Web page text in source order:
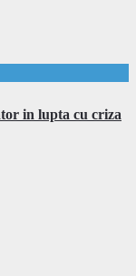
in lupta cu criza